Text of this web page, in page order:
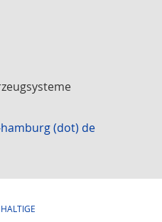
(dot) de